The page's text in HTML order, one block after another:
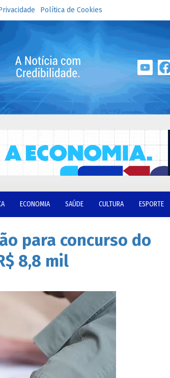
Política de Cookies
ECONOMIA SAÚDE CULTURA ESPORTE
para concurso do
8,8 mil